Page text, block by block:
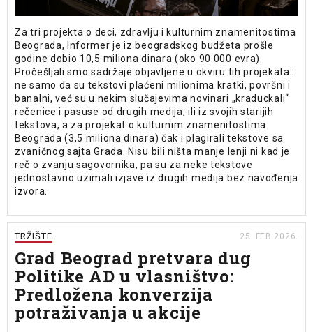
Za tri projekta o deci, zdravlju i kulturnim znamenitostima
Beograda, Informer je iz beogradskog budžeta prošle
godine dobio 10,5 miliona dinara (oko 90.000 evra).
Pročešljali smo sadržaje objavljene u okviru tih projekata:
ne samo da su tekstovi plaćeni milionima kratki, površni i
banalni, već su u nekim slučajevima novinari „kraduckali“
rečenice i pasuse od drugih medija, ili iz svojih starijih
tekstova, a za projekat o kulturnim znamenitostima
Beograda (3,5 miliona dinara) čak i plagirali tekstove sa
zvaničnog sajta Grada. Nisu bili ništa manje lenji ni kad je
reč o zvanju sagovornika, pa su za neke tekstove
jednostavno uzimali izjave iz drugih medija bez navođenja
izvora.
TRŽIŠTE 25. FEB 2026.
Grad Beograd pretvara dug
Politike AD u vlasništvo:
Predložena konverzija
potraživanja u akcije